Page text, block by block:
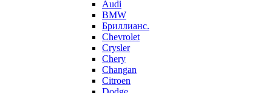
Audi
BMW
Бриллианс.
Chevrolet
Crysler
Chery
Changan
Citroen